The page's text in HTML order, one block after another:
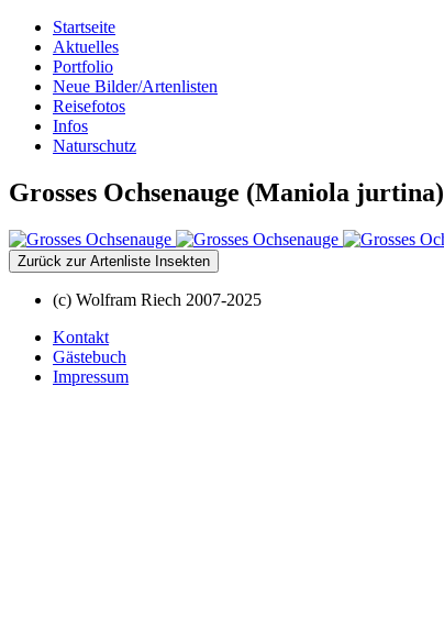
Startseite
Aktuelles
Portfolio
Neue Bilder/Artenlisten
Reisefotos
Infos
Naturschutz
Grosses Ochsenauge (Maniola jurtina)
Zurück zur Artenliste Insekten
(c) Wolfram Riech 2007-2025
Kontakt
Gästebuch
Impressum